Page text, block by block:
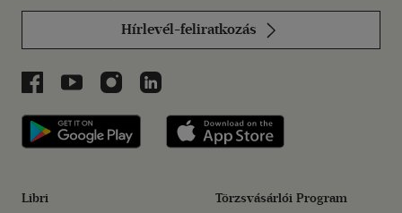
Hírlevél-feliratkozás
Libri a Facebookon
Libri a Youtube-on
Libri az Instagramon
Libri a LinkedInen
Libri applikáció Szerezd meg: Google
Libri Törzsvásárlói Program